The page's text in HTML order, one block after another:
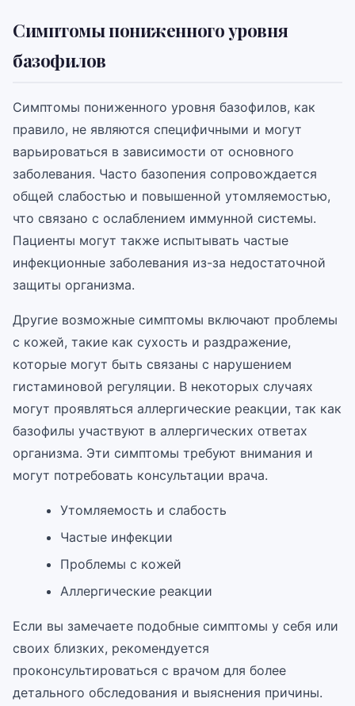
Симптомы пониженного уровня
базофилов
Симптомы пониженного уровня базофилов, как
правило, не являются специфичными и могут
варьироваться в зависимости от основного
заболевания. Часто базопения сопровождается
общей слабостью и повышенной утомляемостью,
что связано с ослаблением иммунной системы.
Пациенты могут также испытывать частые
инфекционные заболевания из-за недостаточной
защиты организма.
Другие возможные симптомы включают проблемы
с кожей, такие как сухость и раздражение,
которые могут быть связаны с нарушением
гистаминовой регуляции. В некоторых случаях
могут проявляться аллергические реакции, так как
базофилы участвуют в аллергических ответах
организма. Эти симптомы требуют внимания и
могут потребовать консультации врача.
Утомляемость и слабость
Частые инфекции
Проблемы с кожей
Аллергические реакции
Если вы замечаете подобные симптомы у себя или
своих близких, рекомендуется
проконсультироваться с врачом для более
детального обследования и выяснения причины.